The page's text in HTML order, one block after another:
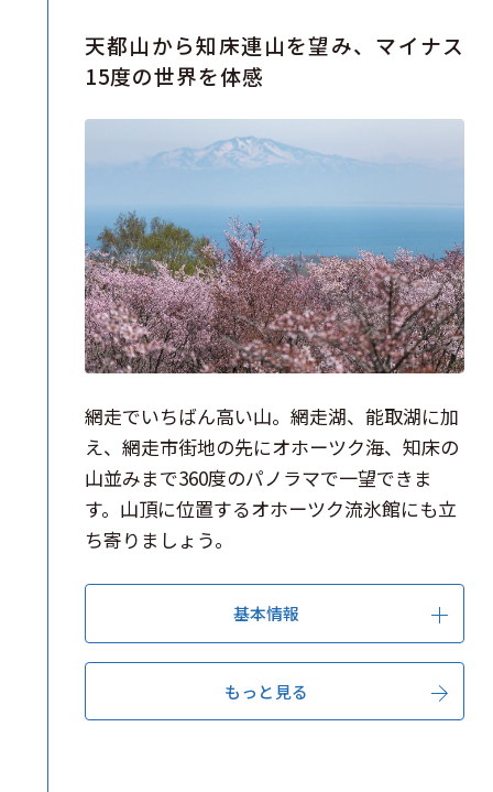
天都山から知床連山を望み、マイナス
15度の世界を体感
網走でいちばん高い山。網走湖、能取湖に加
え、網走市街地の先にオホーツク海、知床の
山並みまで360度のパノラマで一望できま
す。山頂に位置するオホーツク流氷館にも立
ち寄りましょう。
基本情報
もっと見る